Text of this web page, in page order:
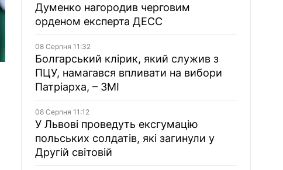
Думенко нагородив черговим
орденом експерта ДЕСС
08 Серпня 11:32
Болгарський клірик, який служив з
ПЦУ, намагався впливати на вибори
Патріарха, – ЗМІ
08 Серпня 11:12
У Львові проведуть ексгумацію
польських солдатів, які загинули у
Другій світовій